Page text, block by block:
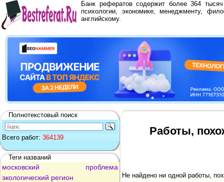
Банк рефератов содержит более 364
психологии, экономике, менеджменту,
английскому.
Полнотекстовый поиск
Всего работ: 364139
Теги названий
московский
проблема
экологический регион
Работы,
Не найдено ни одной работы,